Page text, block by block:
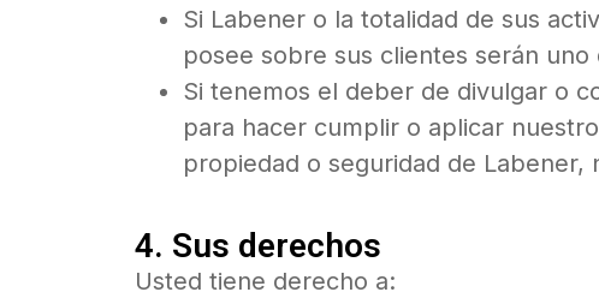
Si Labener o la totalidad de sus
posee sobre sus clientes serán
Si tenemos el deber de divulgar o
para hacer cumplir o aplicar
propiedad o seguridad de Labener,
4. Sus derechos
Usted tiene derecho a: